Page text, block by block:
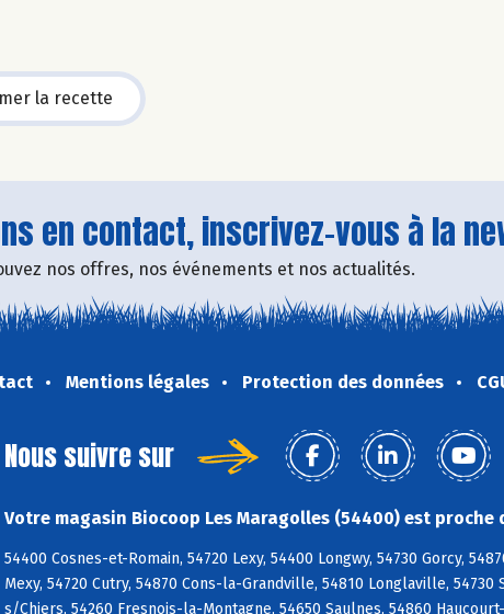
la recette
en contact, inscrivez-vous à la
nos offres, nos événements et nos actualités.
Mentions légales Protection des données
Nous suivre sur
Votre magasin Biocoop Les Maragolles (54400) est proche
54400 Cosnes-et-Romain, 54720 Lexy, 54400 Longwy, 54730 Gorcy,
Mexy, 54720 Cutry, 54870 Cons-la-Grandville, 54810 Longlaville,
s/Chiers, 54260 Fresnois-la-Montagne, 54650 Saulnes, 54860